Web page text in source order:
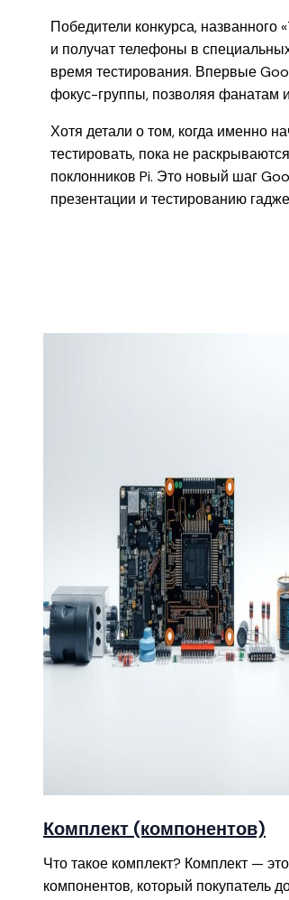
Победители конкурса,
и получат телефоны в
время тестирования. Впервые
фокус-группы, позволяя фанатам
Хотя детали о том, когда именно
тестировать, пока не
поклонников Pi. Это новый шаг
презентации и тестированию
Комплект (компонентов)
Что такое комплект? Комплект —
компонентов, который покупатель